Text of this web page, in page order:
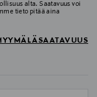
alta. Saatavuus voi
tieto pitää aina